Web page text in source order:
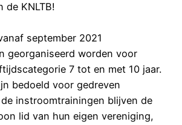
de KNLTB!
september 2021
georganiseerd worden voor
7 tot en met 10 jaar.
bedoeld voor gedreven
instroomtrainingen blijven de
lid van hun eigen vereniging,